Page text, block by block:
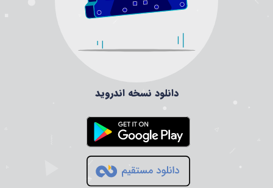
دانلود نسخه اندروید